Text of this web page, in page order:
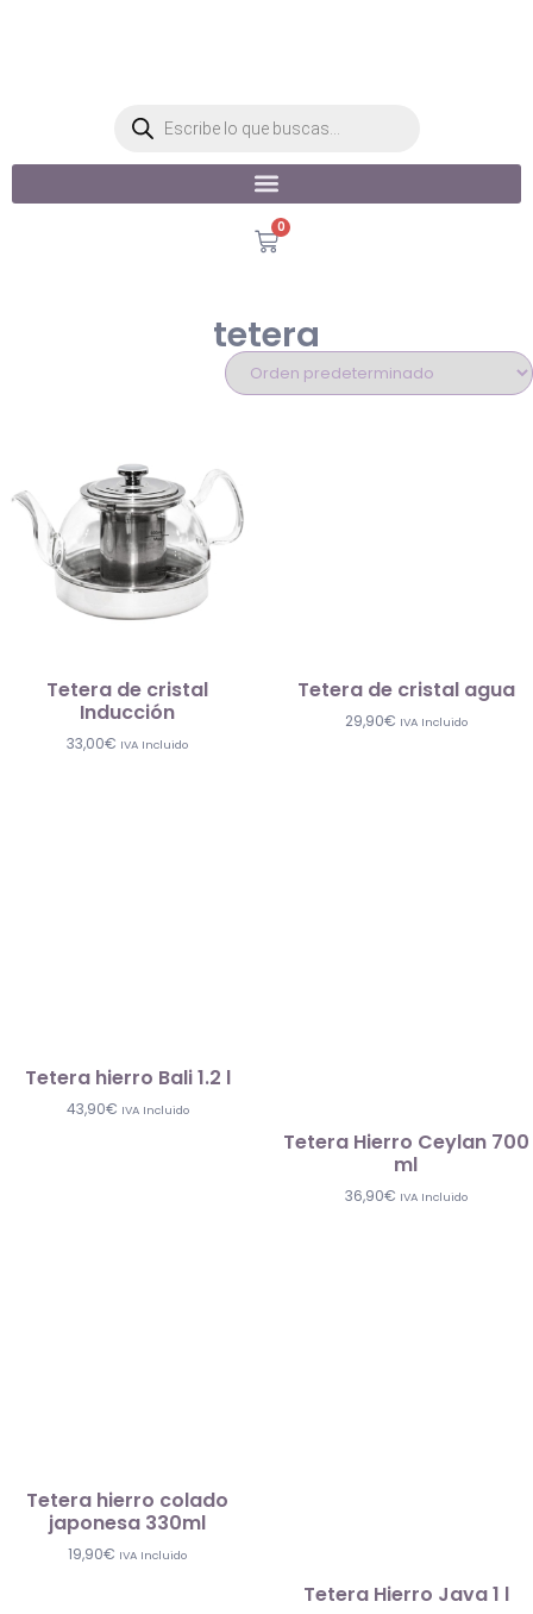
0
tetera
Tetera de cristal
Inducción
33,00€ IVA Incluido
Tetera de cristal agua
29,90€ IVA Incluido
Tetera hierro Bali 1.2 l
43,90€ IVA Incluido
Tetera Hierro Ceylan 700
ml
36,90€ IVA Incluido
Tetera hierro colado
japonesa 330ml
19,90€ IVA Incluido
Tetera Hierro Java 1 l